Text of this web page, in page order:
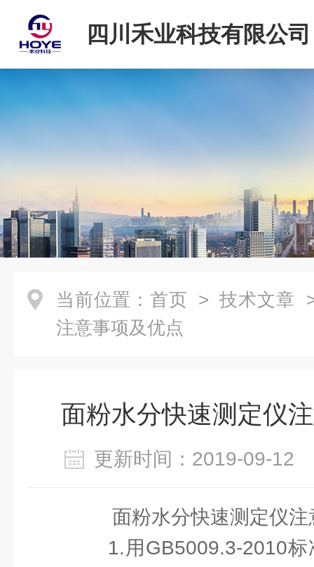
四川禾业科技有限公司
当前位置： 首页 > 技术文章
注意事项及优点
面粉水分快速测定仪
更新时间：2019-09-
面粉水分快速测定仪注
1.用GB5009.3-2010标